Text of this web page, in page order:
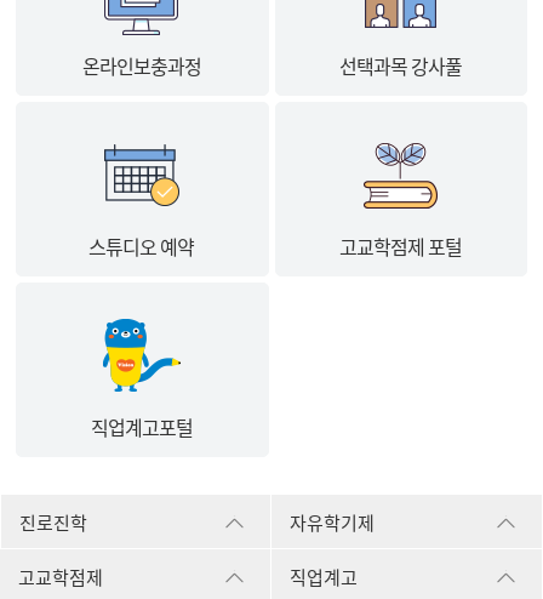
온라인보충과정 선택과목 강사풀
스튜디오 예약 고교학점제 포털
직업계고포털
진로진학 자유학기제
고교학점제 직업계고